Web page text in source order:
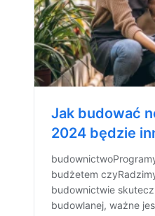
Jak budować
2024 będzie
budżetem
budownictwie
budowlanej, ważne